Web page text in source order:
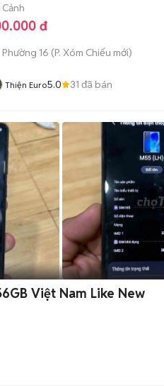
Cảnh
đ
Phường 16 (P. Xóm Chiếu mới)
Thiện Euro5.0 31 đã bán
Việt Nam Like New